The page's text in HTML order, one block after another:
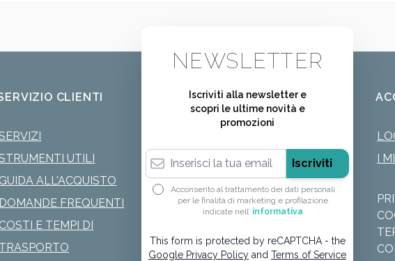
CLIENTI
UTILI
GUIDA ALL'ACQUISTO
DOMANDE FREQUENTI
COSTI E TEMPI DI
TRASPORTO
NEWSLETTER
Iscriviti alla newsletter e
scopri le ultime novità e
promozioni
Indirizzo email
Iscriviti
Acconsento al trattamento dei dati personali
per le finalità di marketing e profilazione
indicate nell’ informativa
This form is protected by reCAPTCHA - the
Google Privacy Policy and Terms of Service
I